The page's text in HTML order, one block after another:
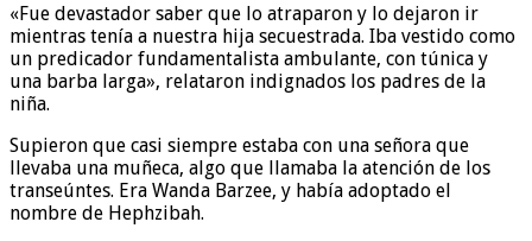
«Fue devastador saber que lo atraparon y lo dejaron ir
mientras tenía a nuestra hija secuestrada. Iba vestido como
un predicador fundamentalista ambulante, con túnica y
una barba larga», relataron indignados los padres de la
niña.
Supieron que casi siempre estaba con una señora que
llevaba una muñeca, algo que llamaba la atención de los
transeúntes. Era Wanda Barzee, y había adoptado el
nombre de Hephzibah.